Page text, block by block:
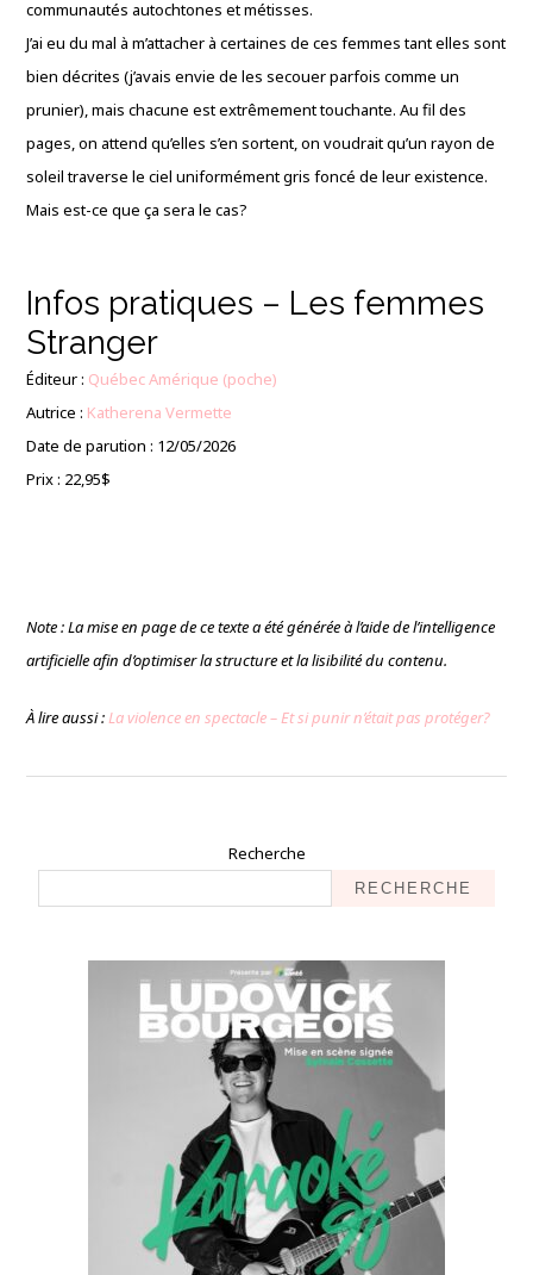
communautés autochtones et métisses.
J’ai eu du mal à m’attacher à certaines de ces femmes tant elles sont
bien décrites (j’avais envie de les secouer parfois comme un
prunier), mais chacune est extrêmement touchante. Au fil des
pages, on attend qu’elles s’en sortent, on voudrait qu’un rayon de
soleil traverse le ciel uniformément gris foncé de leur existence.
Mais est-ce que ça sera le cas?
Infos pratiques – Les femmes
Stranger
Éditeur : Québec Amérique (poche)
Autrice : Katherena Vermette
Date de parution : 12/05/2026
Prix : 22,95$
Note : La mise en page de ce texte a été générée à l’aide de l’intelligence
artificielle afin d’optimiser la structure et la lisibilité du contenu.
À lire aussi :La violence en spectacle – Et si punir n’était pas protéger?
Recherche
RECHERCHE